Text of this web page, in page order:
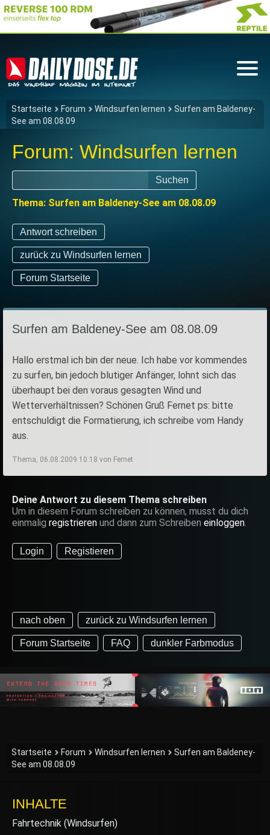
Startseite Forum Windsurfen lernen
Surfen am Baldeney-
See am 08.08.09
Forum: Windsurfen lernen
Suchen
Thema: Surfen am Baldeney-See am 08.08.09
Antwort schreiben
zurück zu Windsurfen lernen
Forum Startseite
Surfen am Baldeney-See am 08.08.09
Hallo erstmal ich bin der neue. Ich habe vor kommendes
zu surfen, bin jedoch blutiger Anfänger, lohnt sich das
überhaupt bei den voraus gesagten Wind und
Wetterverhältnissen? Schönen Gruß Fernet ps: bitte
entschuldigt die Formatierung, ich schreibe vom Handy
aus.
Thema, 06.08.2009 10:18 von Fernet
Deine Antwort zu diesem Thema schreiben
Um in diesem Forum schreiben zu können, musst du dich
einmalig registrieren und dann zum Schreiben einloggen.
Login Registieren
nach oben zurück zu Windsurfen lernen
Forum Startseite FAQ dunkler Farbmodus
Startseite Forum Windsurfen lernen
Surfen am Baldeney-
See am 08.08.09
INHALTE
Fahrtechnik (Windsurfen)